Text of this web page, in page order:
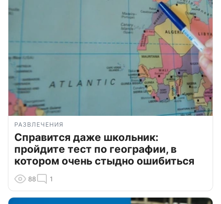
РАЗВЛЕЧЕНИЯ
Справится даже школьник:
пройдите тест по географии, в
котором очень стыдно ошибиться
88 1